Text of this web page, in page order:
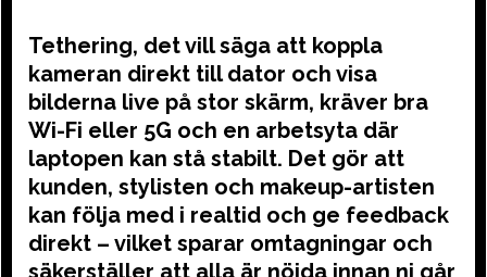
Tethering, det vill säga att koppla
kameran direkt till dator och visa
bilderna live på stor skärm, kräver bra
Wi-Fi eller 5G och en arbetsyta där
laptopen kan stå stabilt. Det gör att
kunden, stylisten och makeup-artisten
kan följa med i realtid och ge feedback
direkt – vilket sparar omtagningar och
säkerställer att alla är nöjda innan ni går